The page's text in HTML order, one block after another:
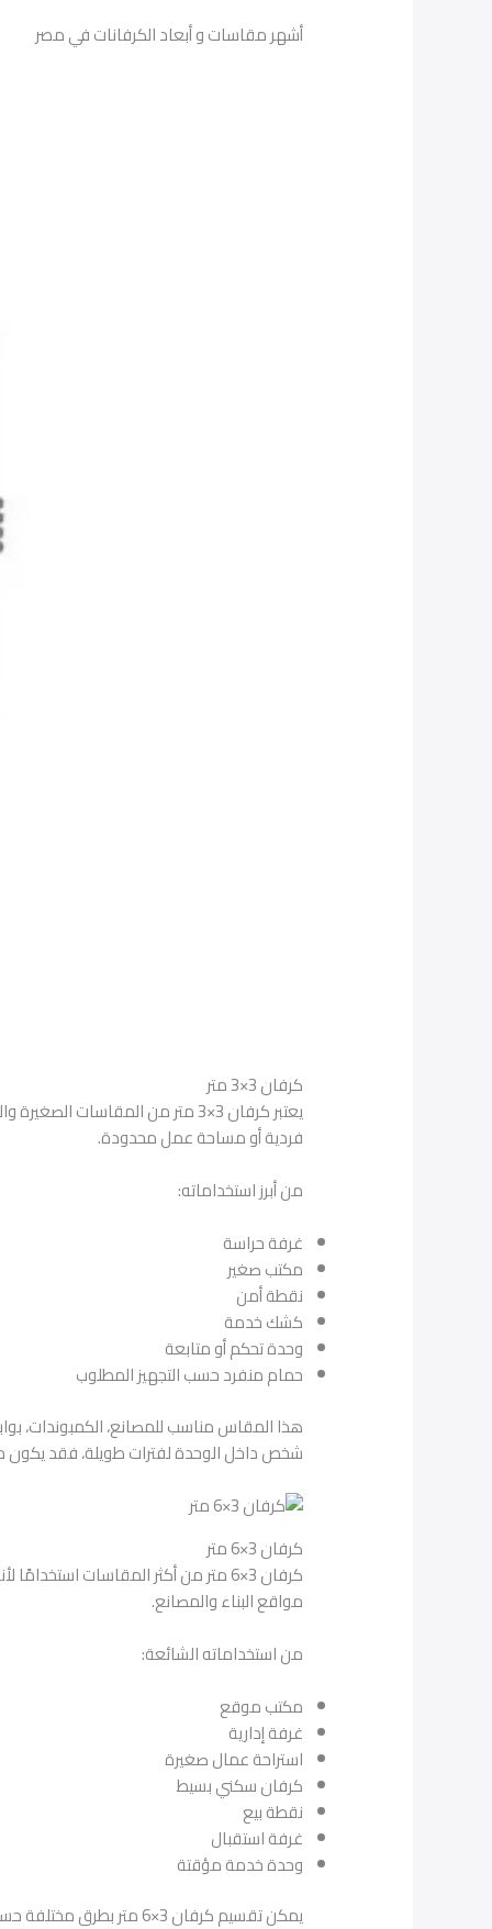
أشهر مقاسات و أبعاد الكرفانات في مصر
كرفان 3×3 متر
يعتبر كرفان 3×3 متر من
فردية أو مساحة عمل محدودة.
من أبرز استخداماته:
غرفة حراسة
مكتب صغير
نقطة أمن
كشك خدمة
وحدة تحكم أو متابعة
حمام منفرد حسب التجهيز المطلوب
هذا المقاس مناسب للمصانع، الكمبوندات،
شخص داخل الوحدة لفترات طويلة، فقد يكون
كرفان 3×6 متر
كرفان 3×6 متر من أكثر المقاسات
مواقع البناء والمصانع.
من استخداماته الشائعة:
مكتب موقع
غرفة إدارية
استراحة عمال صغيرة
كرفان سكني بسيط
نقطة بيع
غرفة استقبال
وحدة خدمة مؤقتة
يمكن تقسيم كرفان